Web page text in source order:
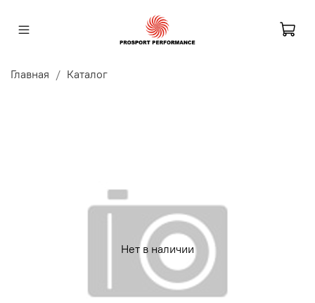
Главная Каталог
Нет в наличии